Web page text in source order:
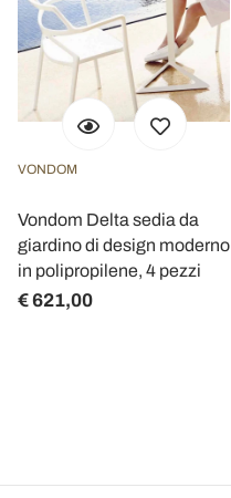
VONDOM
Vondom Delta sedia da
giardino di design moderno
in polipropilene, 4 pezzi
€ 621,00